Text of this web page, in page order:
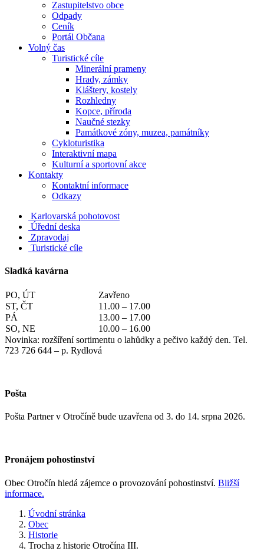
Zastupitelstvo obce
Odpady
Ceník
Portál Občana
Volný čas
Turistické cíle
Minerální prameny
Hrady, zámky
Kláštery, kostely
Rozhledny
Kopce, příroda
Naučné stezky
Památkové zóny, muzea, památníky
Cykloturistika
Interaktivní mapa
Kulturní a sportovní akce
Kontakty
Kontaktní informace
Odkazy
Karlovarská pohotovost
Úřední deska
Zpravodaj
Turistické cíle
Sladká kavárna
PO, ÚT
Zavřeno
ST, ČT
11.00 – 17.00
PÁ
13.00 – 17.00
SO, NE
10.00 – 16.00
Novinka: rozšíření sortimentu o lahůdky a pečivo každý den. Tel.
723 726 644 – p. Rydlová
Pošta
Pošta Partner v Otročíně bude uzavřena od 3. do 14. srpna 2026.
Pronájem pohostinství
Obec Otročín hledá zájemce o provozování pohostinství. Bližší
informace.
Úvodní stránka
Obec
Historie
Trocha z historie Otročína III.